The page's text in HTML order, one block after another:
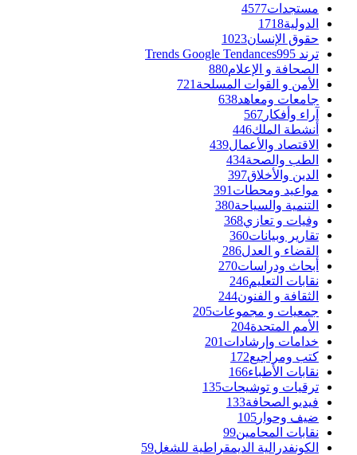
مستجدات4577
الدولية1718
حقوق الإنسان1023
ترند Trends Google Tendances 995
الصحافة و الإعلام880
الأمن و القوات المسلحة 721
جامعات ومعاهد638
آراء وأفكار 567
أنشطة الملك446
الاقتصاد والأعمال439
الطب والصحة434
الدين والأخلاق397
مواعيد ومحطات 391
التنمية والسياحة380
وفيات و تعازي368
تقارير وبيانات360
القضاء و العدل286
أبحاث ودراسات270
نقابات التعليم246
الثقافة و الفنون244
جمعيات و مجموعات205
الأمم المتحدة204
خدامات وإرشادات 201
كتب ومراجيع172
نقابات الأطباء166
ترقيات و توشيحات135
فيديو الصحافة133
ضيف وحوار 105
نقابات المحامين99
الكونفدرالية الديمقراطية للشغل59